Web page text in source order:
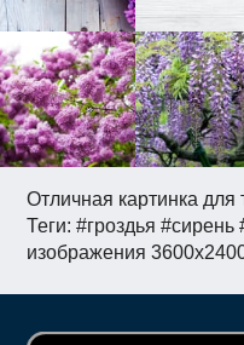
Отличная картинка
Теги: #гроздья
изображения